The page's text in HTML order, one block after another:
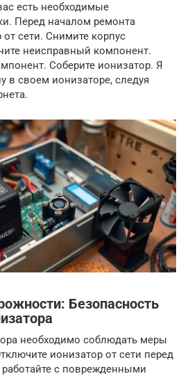
есть необходимые
Перед началом ремонта
сети. Снимите корпус
неисправный компонент.
Соберите ионизатор. Я
в своем ионизаторе, следуя
Безопасность
необходимо соблюдать меры
ионизатор от сети перед
с поврежденными